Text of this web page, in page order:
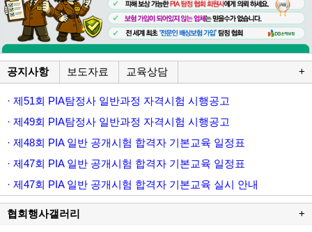
공지사항 보도자료 교육상담 +
· 제51회 PIA탐정사 일반과정 자격시험 시행공고
· 제49회 PIA탐정사 일반과정 자격시험 시행공고
· 제48회 PIA 일반 공개시험 합격자 기본교육 일정표
· 제47회 PIA 일반 공개시험 합격자 기본교육 일정표
· 제47회 PIA 일반 공개시험 합격자 기본교육 실시 안내
협회행사갤러리 +